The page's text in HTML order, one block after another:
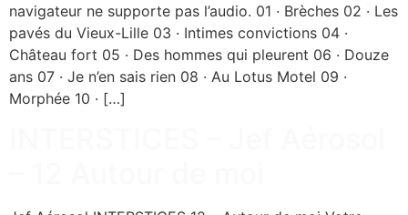
navigateur ne supporte pas l’audio. 01 · Brèches 02 · Les
pavés du Vieux-Lille 03 · Intimes convictions 04 ·
Château fort 05 · Des hommes qui pleurent 06 · Douze
ans 07 · Je n’en sais rien 08 · Au Lotus Motel 09 ·
Morphée 10 · […]